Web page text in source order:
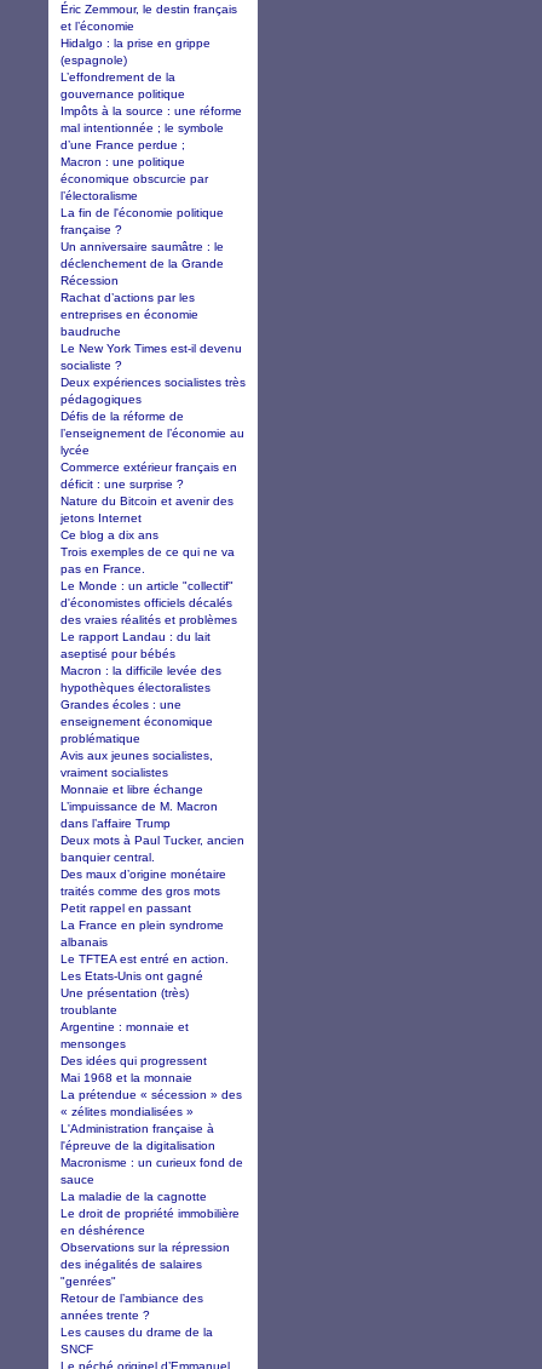
Éric Zemmour, le destin français
et l’économie
Hidalgo : la prise en grippe
(espagnole)
L’effondrement de la
gouvernance politique
Impôts à la source : une réforme
mal intentionnée ; le symbole
d’une France perdue ;
Macron : une politique
économique obscurcie par
l’électoralisme
La fin de l'économie politique
française ?
Un anniversaire saumâtre : le
déclenchement de la Grande
Récession
Rachat d’actions par les
entreprises en économie
baudruche
Le New York Times est-il devenu
socialiste ?
Deux expériences socialistes très
pédagogiques
Défis de la réforme de
l’enseignement de l’économie au
lycée
Commerce extérieur français en
déficit : une surprise ?
Nature du Bitcoin et avenir des
jetons Internet
Ce blog a dix ans
Trois exemples de ce qui ne va
pas en France.
Le Monde : un article "collectif"
d'économistes officiels décalés
des vraies réalités et problèmes
Le rapport Landau : du lait
aseptisé pour bébés
Macron : la difficile levée des
hypothèques électoralistes
Grandes écoles : une
enseignement économique
problématique
Avis aux jeunes socialistes,
vraiment socialistes
Monnaie et libre échange
L’impuissance de M. Macron
dans l’affaire Trump
Deux mots à Paul Tucker, ancien
banquier central.
Des maux d’origine monétaire
traités comme des gros mots
Petit rappel en passant
La France en plein syndrome
albanais
Le TFTEA est entré en action.
Les Etats-Unis ont gagné
Une présentation (très)
troublante
Argentine : monnaie et
mensonges
Des idées qui progressent
Mai 1968 et la monnaie
La prétendue « sécession » des
« zélites mondialisées »
L'Administration française à
l'épreuve de la digitalisation
Macronisme : un curieux fond de
sauce
La maladie de la cagnotte
Le droit de propriété immobilière
en déshérence
Observations sur la répression
des inégalités de salaires
"genrées"
Retour de l’ambiance des
années trente ?
Les causes du drame de la
SNCF
Le péché originel d’Emmanuel